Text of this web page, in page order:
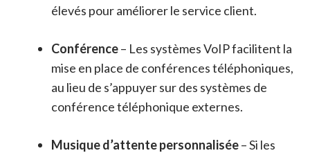
élevés pour améliorer le service client.
Conférence– Les systèmes VoIP facilitent la
mise en place de conférences téléphoniques,
au lieu de s’appuyer sur des systèmes de
conférence téléphonique externes.
Musique d’attente personnalisée– Si les